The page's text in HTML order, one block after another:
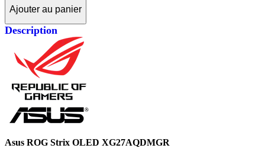
Ajouter au panier
Description
Asus ROG Strix OLED XG27AQDMGR